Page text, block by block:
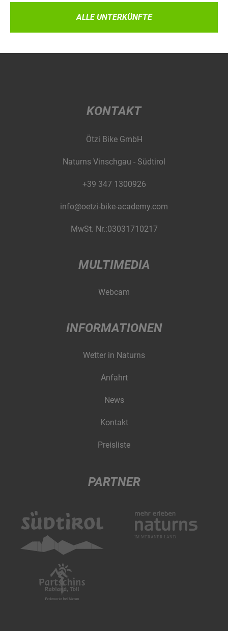
ALLE UNTERKÜNFTE
KONTAKT
Ötzi Bike GmbH
Naturns Vinschgau - Südtirol
+39 347 1300926
info@oetzi-bike-academy.com
MwSt. Nr.:03031710217
MULTIMEDIA
Webcam
INFORMATIONEN
Wetter in Naturns
Anfahrt
News
Kontakt
Preisliste
PARTNER